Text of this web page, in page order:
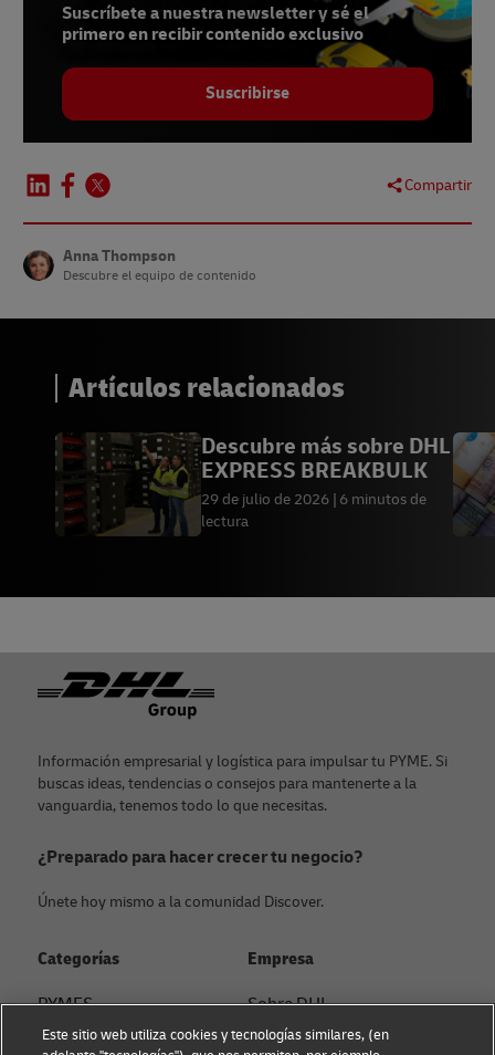
8 -Kibo, 2019
Suscríbete a nuestra newsletter y sé el
primero en recibir contenido exclusivo
Suscribirse
Compartir
Anna Thompson
Descubre el equipo de contenido
Artículos relacionados
Descubre más sobre DHL
EXPRESS BREAKBULK
29 de julio de 2026 6 minutos de
lectura
Pie de página
Información empresarial y logística para impulsar tu PYME. Si
buscas ideas, tendencias o consejos para mantenerte a la
vanguardia, tenemos todo lo que necesitas.
¿Preparado para hacer crecer tu negocio?
Únete hoy mismo a la comunidad Discover.
Categorías
PYMES
Asesoramiento en e-
Empresa
Sobre DHL
Contacto
Este sitio web utiliza cookies y tecnologías similares, (en